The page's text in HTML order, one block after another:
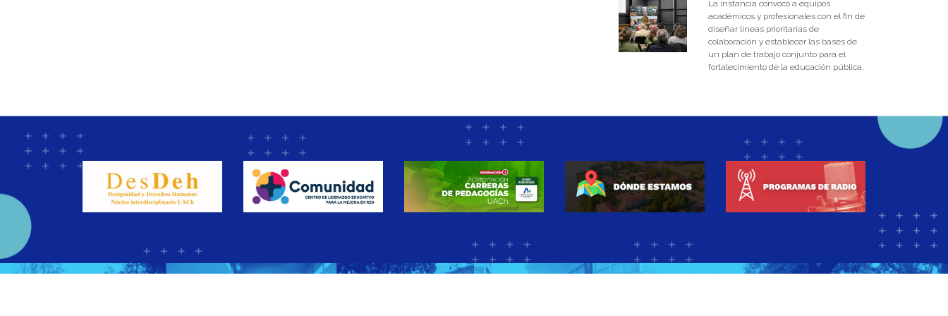
La instancia convocó a equipos
académicos y profesionales con el fin de
diseñar líneas prioritarias de
colaboración y establecer las bases de
un plan de trabajo conjunto para el
fortalecimiento de la educación pública.